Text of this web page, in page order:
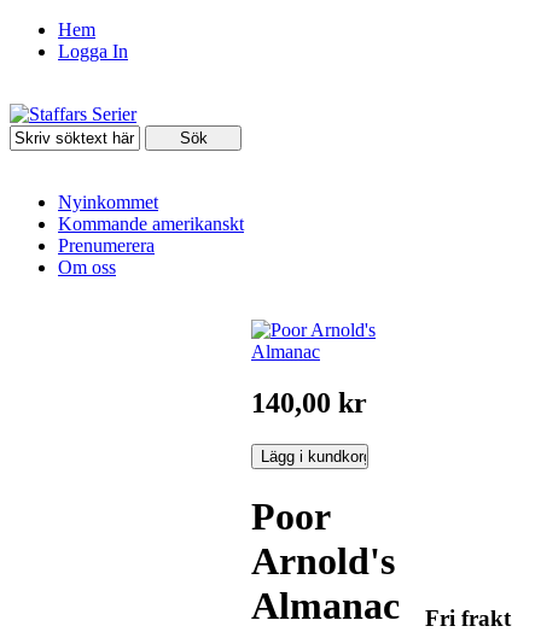
Hem
Logga In
Nyinkommet
Kommande amerikanskt
Prenumerera
Om oss
140,00 kr
Poor
Arnold's
Almanac
Fri frakt